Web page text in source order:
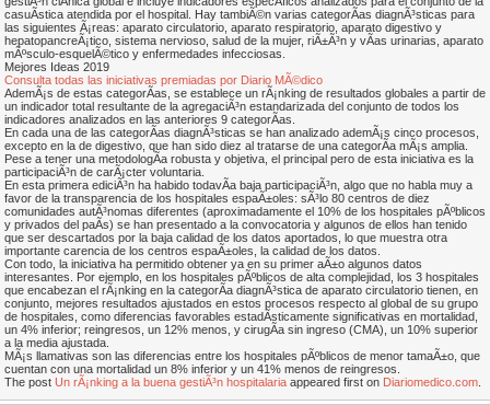
casuÃ­stica atendida por el hospital. Hay tambiÃ©n varias categorÃ­as diagnÃ³sticas para
las siguientes Ã¡reas: aparato circulatorio, aparato respiratorio, aparato digestivo y
hepatopancreÃ¡tico, sistema nervioso, salud de la mujer, riÃ±Ã³n y vÃ­as urinarias, aparato
mÃºsculo-esquelÃ©tico y enfermedades infecciosas.
Mejores Ideas 2019
Consulta todas las iniciativas premiadas por Diario MÃ©dico
AdemÃ¡s de estas categorÃ­as, se establece un rÃ¡nking de resultados globales a partir de
un indicador total resultante de la agregaciÃ³n estandarizada del conjunto de todos los
indicadores analizados en las anteriores 9 categorÃ­as.
En cada una de las categorÃ­as diagnÃ³sticas se han analizado ademÃ¡s cinco procesos,
excepto en la de digestivo, que han sido diez al tratarse de una categorÃ­a mÃ¡s amplia.
Pese a tener una metodologÃ­a robusta y objetiva, el principal pero de esta iniciativa es la
participaciÃ³n de carÃ¡cter voluntaria.
En esta primera ediciÃ³n ha habido todavÃ­a baja participaciÃ³n, algo que no habla muy a
favor de la transparencia de los hospitales espaÃ±oles: sÃ³lo 80 centros de diez
comunidades autÃ³nomas diferentes (aproximadamente el 10% de los hospitales pÃºblicos
y privados del paÃ­s) se han presentado a la convocatoria y algunos de ellos han tenido
que ser descartados por la baja calidad de los datos aportados, lo que muestra otra
importante carencia de los centros espaÃ±oles, la calidad de los datos.
Con todo, la iniciativa ha permitido obtener ya en su primer aÃ±o algunos datos
interesantes. Por ejemplo, en los hospitales pÃºblicos de alta complejidad, los 3 hospitales
que encabezan el rÃ¡nking en la categorÃ­a diagnÃ³stica de aparato circulatorio tienen, en
conjunto, mejores resultados ajustados en estos procesos respecto al global de su grupo
de hospitales, como diferencias favorables estadÃ­sticamente significativas en mortalidad,
un 4% inferior; reingresos, un 12% menos, y cirugÃ­a sin ingreso (CMA), un 10% superior
a la media ajustada.
MÃ¡s llamativas son las diferencias entre los hospitales pÃºblicos de menor tamaÃ±o, que
cuentan con una mortalidad un 8% inferior y un 41% menos de reingresos.
The post Un rÃ¡nking a la buena gestiÃ³n hospitalaria appeared first on Diariomedico.com